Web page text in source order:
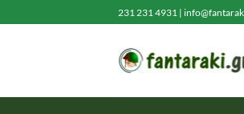
στο
231 231 4931 |